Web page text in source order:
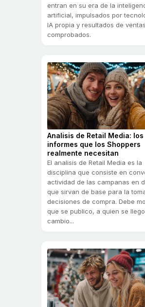
entran en su era de la
artificial, impulsados por
IA propia y resultados de ventas
comprobados.
Analisis de Retail Media: los
informes que los Shoppers
realmente necesitan
El analisis de Retail Media es la
disciplina que consiste en
actividad de las campanas en
que sirvan de base para la
decisiones de compra. Debe
que se publico, a quien se
cambio...